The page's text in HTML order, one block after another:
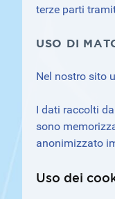
terze parti
USO DI
Nel nostro sito
I dati raccolti
sono
anonimizzato
Uso dei